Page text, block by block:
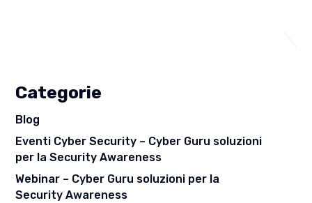
Categorie
Blog
Eventi Cyber Security – Cyber Guru soluzioni
per la Security Awareness
Webinar – Cyber Guru soluzioni per la
Security Awareness